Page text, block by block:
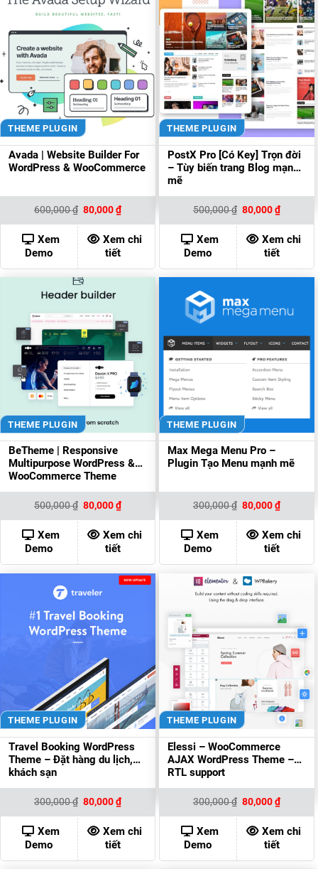
THEME PLUGIN
Avada | Website Builder For
WordPress & WooCommerce
600,000₫ Giá
gốc
là:
600,000 ₫.
80,000₫Giá
hiện
tại
là:
80,000 ₫.
Xem
Demo
Xem chi
tiết
THEME PLUGIN
PostX Pro [Có Key] Trọn đời
– Tùy biến trang Blog mạnh
mẽ
500,000₫ Giá
gốc
là:
500,000 ₫.
80,000₫Giá
hiện
tại
là:
80,000
Xem
Demo
Xem chi
tiết
THEME PLUGIN
BeTheme | Responsive
Multipurpose WordPress &
WooCommerce Theme
500,000₫ Giá
gốc
là:
500,000 ₫.
80,000₫Giá
hiện
tại
là:
80,000 ₫.
Xem
Demo
Xem chi
tiết
THEME PLUGIN
Max Mega Menu Pro –
Plugin Tạo Menu mạnh mẽ
300,000₫ Giá
gốc
là:
300,000 ₫.
80,000₫Giá
hiện
tại
là:
80,000
Xem
Demo
Xem chi
tiết
THEME PLUGIN
Travel Booking WordPress
Theme – Đặt hàng du lịch,
khách sạn
300,000₫ Giá
gốc
là:
300,000 ₫.
80,000₫Giá
hiện
tại
là:
80,000 ₫.
Xem
Demo
Xem chi
tiết
THEME PLUGIN
Elessi – WooCommerce
AJAX WordPress Theme –
RTL support
300,000₫ Giá
gốc
là:
300,000 ₫.
80,000₫Giá
hiện
tại
là:
80,000
Xem
Demo
Xem chi
tiết